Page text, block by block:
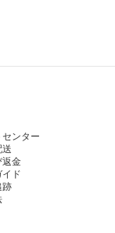
ンター
返金
ド
跡